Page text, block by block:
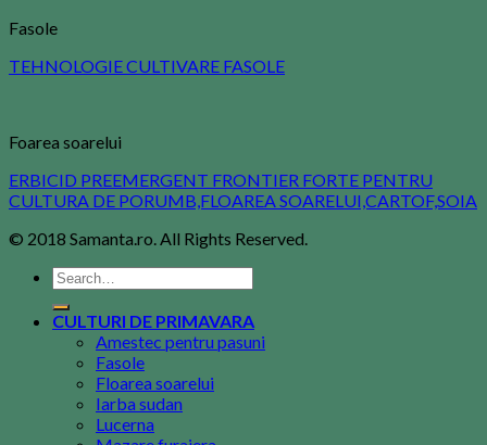
Fasole
TEHNOLOGIE CULTIVARE FASOLE
Foarea soarelui
ERBICID PREEMERGENT FRONTIER FORTE PENTRU
CULTURA DE PORUMB,FLOAREA SOARELUI,CARTOF,SOIA
© 2018 Samanta.ro. All Rights Reserved.
CULTURI DE PRIMAVARA
Amestec pentru pasuni
Fasole
Floarea soarelui
Iarba sudan
Lucerna